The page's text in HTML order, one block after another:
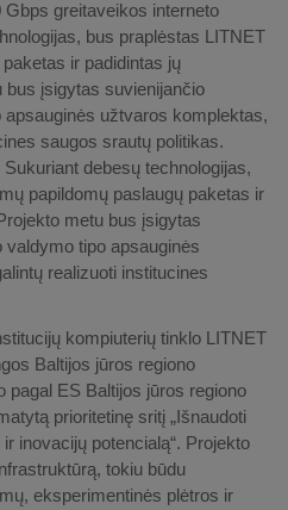
greitaveikos interneto
bus praplėstas LITNET
ir padidintas jų
bus įsigytas suvienijančio
užtvaros komplektas,
saugos srautų politikas.
debesų technologijas,
papildomų paslaugų paketas ir
metu bus įsigytas
tipo apsauginės
realizuoti institucines
kompiuterių tinklo LITNET
Baltijos jūros regiono
pagal ES Baltijos jūros regiono
prioritetinę sritį „Išnaudoti
inovacijų potencialą“. Projekto
tokiu būdu
eksperimentinės plėtros ir